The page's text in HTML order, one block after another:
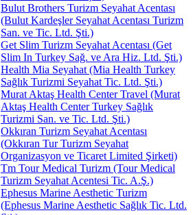
Bulut Brothers Turizm Seyahat Acentası
(Bulut Kardeşler Seyahat Acentası Turizm
San. ve Tic. Ltd. Şti.)
Get Slim Turizm Seyahat Acentası (Get
Slim In Turkey Sağ. ve Ara Hiz. Ltd. Şti.)
Health Mia Seyahat (Mia Health Turkey
Sağlık Turizmi Seyahat Tic. Ltd. Şti.)
Murat Aktaş Health Center Travel (Murat
Aktaş Health Center Turkey Sağlık
Turizmi San. ve Tic. Ltd. Şti.)
Okkıran Turizm Seyahat Acentası
(Okkıran Tur Turizm Seyahat
Organizasyon ve Ticaret Limited Şirketi)
Tm Tour Medical Turizm (Tour Medical
Turizm Seyahat Acentesi Tic. A.Ş.)
Ephesus Marine Aesthetic Turizm
(Ephesus Marine Aesthetic Sağlık Tic. Ltd.